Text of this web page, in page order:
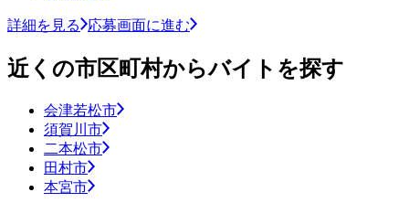
詳細を見る 応募画面に進む
近くの市区町村からバイトを探す
会津若松市
須賀川市
二本松市
田村市
本宮市